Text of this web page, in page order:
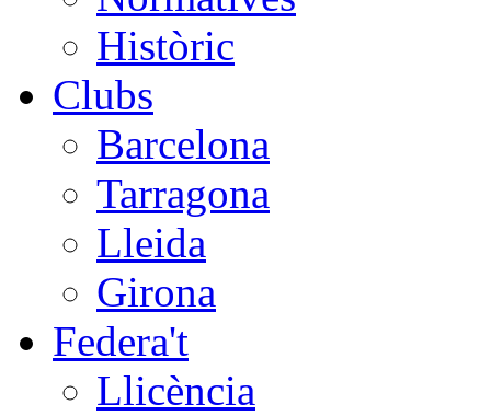
Històric
Clubs
Barcelona
Tarragona
Lleida
Girona
Federa't
Llicència